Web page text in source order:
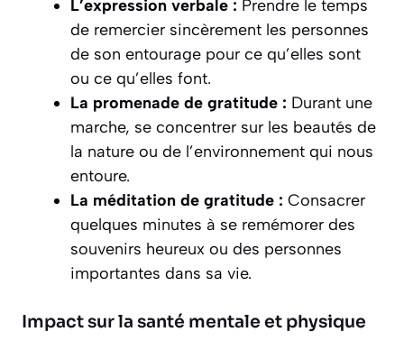
L’expression verbale : Prendre le temps
de remercier sincèrement les personnes
de son entourage pour ce qu’elles sont
ou ce qu’elles font.
La promenade de gratitude : Durant une
marche, se concentrer sur les beautés de
la nature ou de l’environnement qui nous
entoure.
La méditation de gratitude : Consacrer
quelques minutes à se remémorer des
souvenirs heureux ou des personnes
importantes dans sa vie.
Impact sur la santé mentale et physique